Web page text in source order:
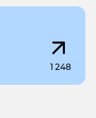
1 248